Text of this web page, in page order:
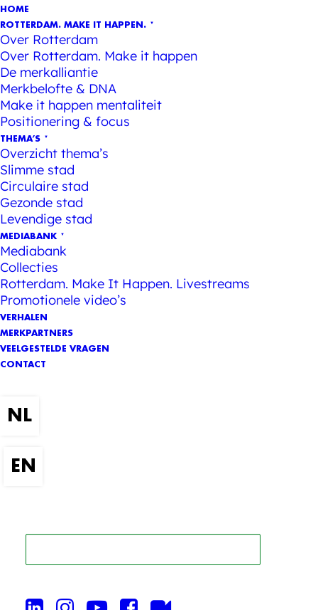
HOME
ROTTERDAM. MAKE IT HAPPEN.
Over Rotterdam
Over Rotterdam. Make it happen
De merkalliantie
Merkbelofte & DNA
Make it happen mentaliteit
Positionering & focus
THEMA’S
Overzicht thema’s
Slimme stad
Circulaire stad
Gezonde stad
Levendige stad
MEDIABANK
Mediabank
Collecties
Rotterdam. Make It Happen. Livestreams
Promotionele video’s
VERHALEN
MERKPARTNERS
VEELGESTELDE VRAGEN
CONTACT